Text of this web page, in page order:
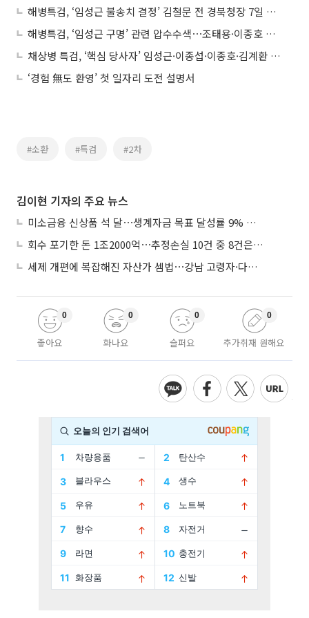
해병특검, ‘임성근 불송치 결정’ 김철문 전 경북청장 7일 소환
해병특검, ‘임성근 구명’ 관련 압수수색⋯조태용·이종호 압수물 내란·김건희특검에 제출
채상병 특검, ‘핵심 당사자’ 임성근·이종섭·이종호·김계환 출국금지
‘경험 無도 환영’ 첫 일자리 도전 설명서
#소환 #특검 #2차
김이현 기자의 주요 뉴스
미소금융 신상품 석 달⋯생계자금 목표 달성률 9% 그쳐
회수 포기한 돈 1조2000억⋯추정손실 10건 중 8건은 기업대출
세제 개편에 복잡해진 자산가 셈법⋯강남 고령자·다주택자 ‘자산재편 고심’
좋아요
0
화나요
0
슬퍼요
0
추가취재 원해요
0